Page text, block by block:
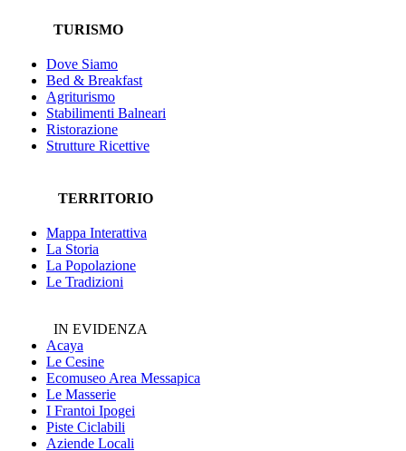
TURISMO
Dove Siamo
Bed & Breakfast
Agriturismo
Stabilimenti Balneari
Ristorazione
Strutture Ricettive
TERRITORIO
Mappa Interattiva
La Storia
La Popolazione
Le Tradizioni
IN EVIDENZA
Acaya
Le Cesine
Ecomuseo Area Messapica
Le Masserie
I Frantoi Ipogei
Piste Ciclabili
Aziende Locali